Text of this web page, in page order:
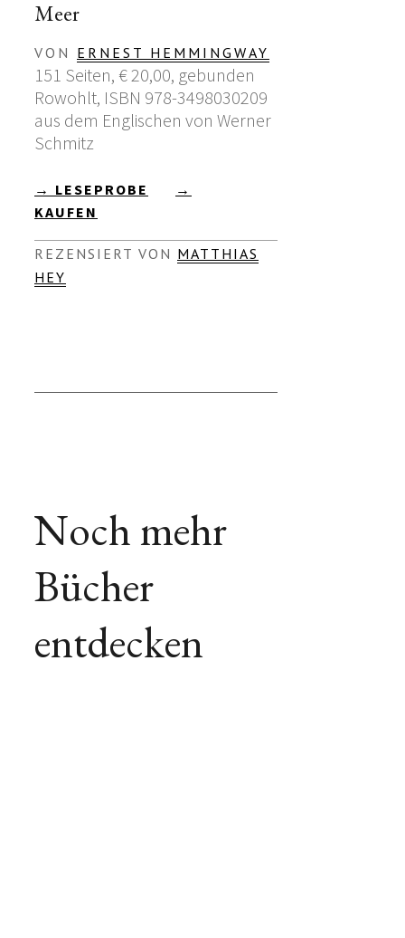
Meer
VON ERNEST HEMMINGWAY
151 Seiten, € 20,00, gebunden
Rowohlt, ISBN 978-3498030209
aus dem Englischen von Werner
Schmitz
→ LESEPROBE
→
KAUFEN
REZENSIERT VON MATTHIAS
HEY
Noch mehr
Bücher
entdecken